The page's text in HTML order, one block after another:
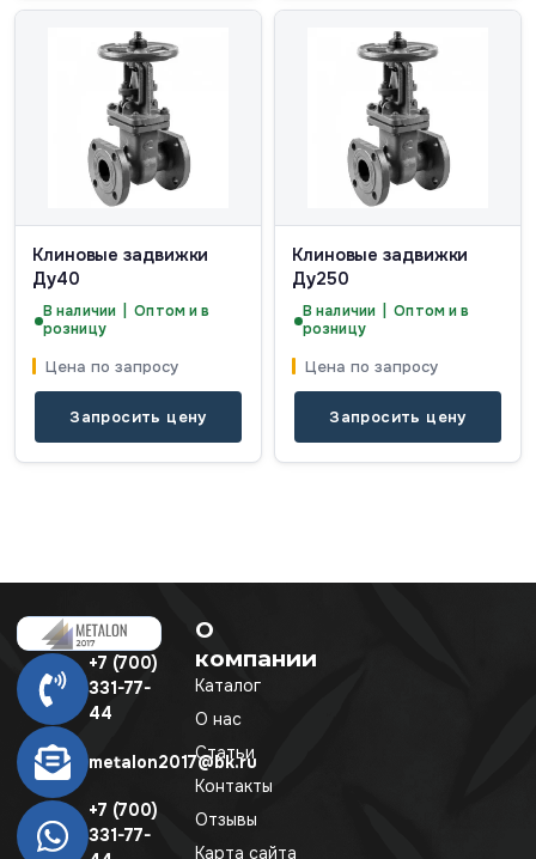
Клиновые задвижки
Ду40
В наличии | Оптом и в
розницу
Цена по запросу
Запросить цену
Клиновые задвижки
Ду250
В наличии | Оптом и в
розницу
Цена по запросу
Запросить цену
+7 (700)
331-77-
44
metalon2017@bk.ru
+7 (700)
331-77-
О
компании
Каталог
О нас
Статьи
Контакты
Отзывы
Карта сайта